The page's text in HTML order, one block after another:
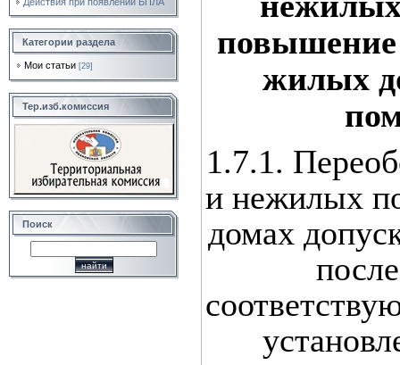
Категории раздела
Мои статьи [29]
Тер.изб.комиссия
Поиск
повышение
жилых
1.7.1.
и нежилых
домах